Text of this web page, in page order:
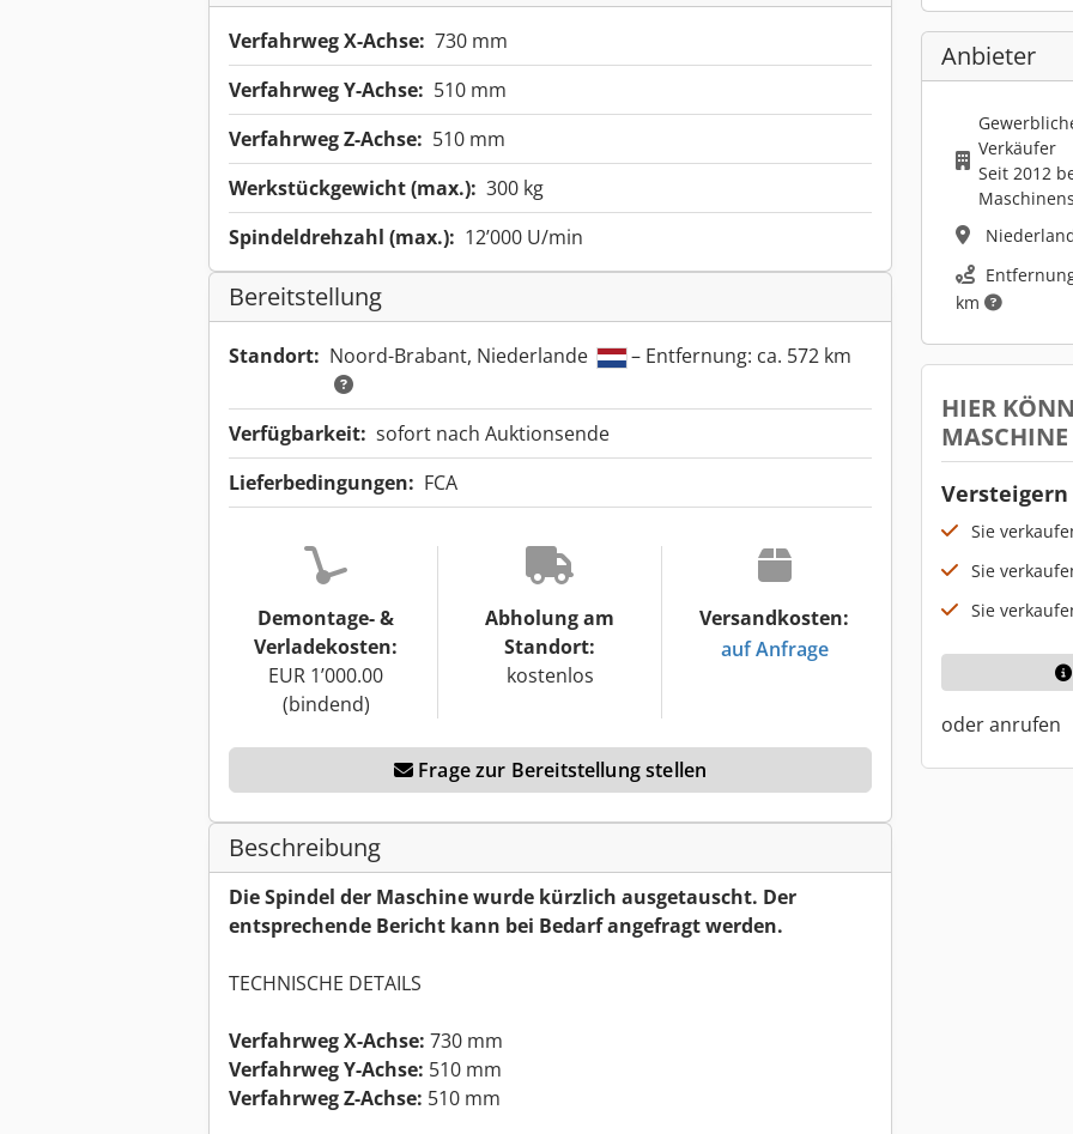
Verfahrweg X-Achse: 730 mm
Verfahrweg Y-Achse: 510 mm
Verfahrweg Z-Achse: 510 mm
Werkstückgewicht (max.): 300 kg
Spindeldrehzahl (max.): 12’000 U/min
Bereitstellung
Standort: Noord-Brabant, Niederlande – Entfernung: ca. 572 km
Verfügbarkeit: sofort nach Auktionsende
Lieferbedingungen: FCA
Demontage- &
Verladekosten:
EUR 1’000.00
(bindend)
Abholung am
Standort:
kostenlos
Versandkosten:
auf Anfrage
Frage zur Bereitstellung stellen
Beschreibung
Die Spindel der Maschine wurde kürzlich ausgetauscht. Der
entsprechende Bericht kann bei Bedarf angefragt werden.
TECHNISCHE DETAILS
Verfahrweg X-Achse: 730 mm
Verfahrweg Y-Achse: 510 mm
Verfahrweg Z-Achse: 510 mm
Anbieter
Verkäufer
Seit 2012
km
HIER
MASCHINE
Sie
Sie
Sie
oder anrufen